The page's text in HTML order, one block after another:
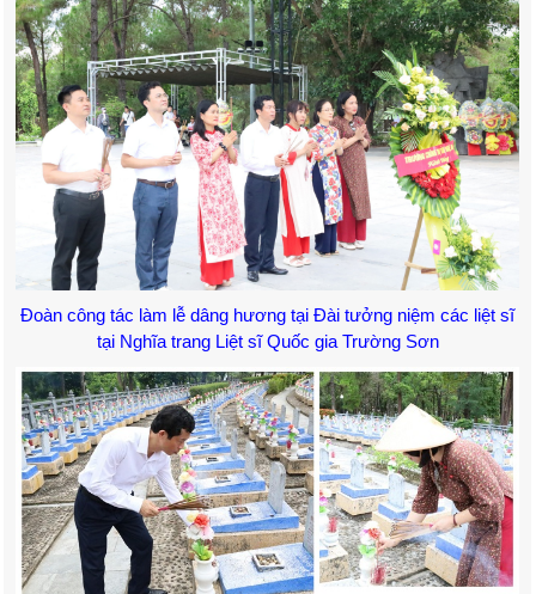
Đoàn công tác làm lễ dâng hương tại Đài tưởng niệm các liệt sĩ
tại Nghĩa trang Liệt sĩ Quốc gia Trường Sơn